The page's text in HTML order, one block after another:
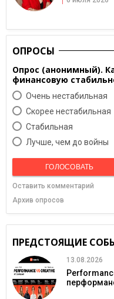
ОПРОСЫ
Опрос (анонимный).
финансовую
Очень нестабильная
Скорее нестабильная
Cтабильная
Лучше, чем до войны
ГОЛОСОВАТЬ
Оставить комментарий
Архив опросов
ПРЕДСТОЯЩИЕ
13.08.2026